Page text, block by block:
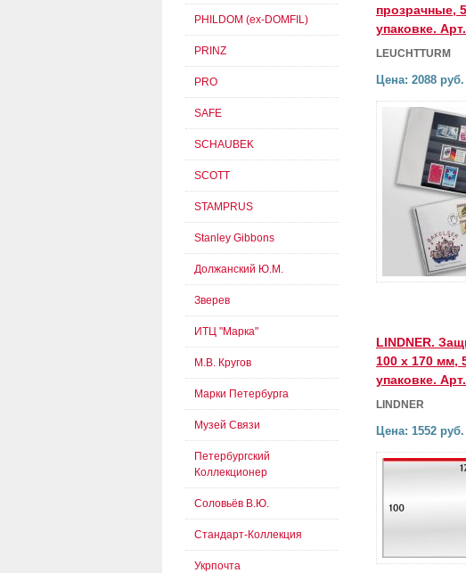
прозрачные,
упаковке.
LEUCHTTURM
Цена: 2088 руб.
LINDNER.
100 х 170 мм,
упаковке.
LINDNER
Цена: 1552 руб.
PHILDOM (ex-DOMFIL)
PRINZ
PRO
SAFE
SCHAUBEK
SCOTT
STAMPRUS
Stanley Gibbons
Должанский Ю.М.
Зверев
ИТЦ "Марка"
М.В. Кругов
Марки Петербурга
Музей Связи
Петербургский
Коллекционер
Соловьёв В.Ю.
Стандарт-Коллекция
Укрпочта